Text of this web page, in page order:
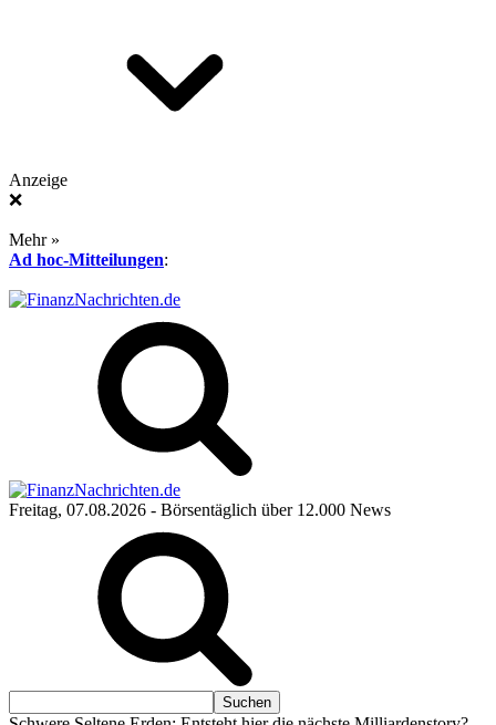
Anzeige
❌
Mehr »
Ad hoc-Mitteilungen:
Freitag, 07.08.2026 - Börsentäglich über 12.000 News